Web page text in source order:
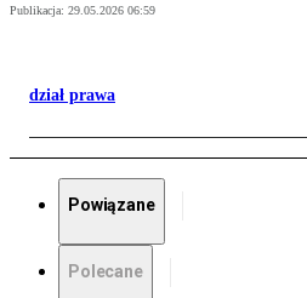
Publikacja: 29.05.2026 06:59
dział prawa
Powiązane
Polecane